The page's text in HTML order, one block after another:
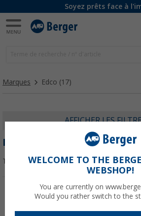
Soyez prêts face à
Marques Edco (17)
AFFICHER LES
EDCO
Trier par :
-25%
WELCOME TO THE
WEBSHOP!
You are currently on
Would you rather switch to the